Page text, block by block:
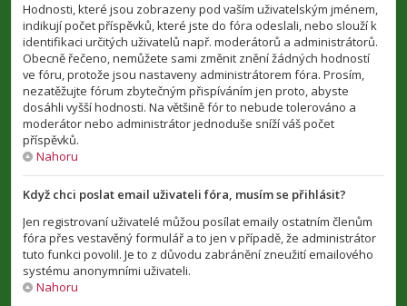
Hodnosti, které jsou zobrazeny pod vaším uživatelským jménem,
indikují počet příspěvků, které jste do fóra odeslali, nebo slouží k
identifikaci určitých uživatelů např. moderátorů a administrátorů.
Obecně řečeno, nemůžete sami změnit znění žádných hodností
ve fóru, protože jsou nastaveny administrátorem fóra. Prosím,
nezatěžujte fórum zbytečným přispíváním jen proto, abyste
dosáhli vyšší hodnosti. Na většině fór to nebude tolerováno a
moderátor nebo administrátor jednoduše sníží váš počet
příspěvků.
Nahoru
Když chci poslat email uživateli fóra, musím se přihlásit?
Jen registrovaní uživatelé můžou posílat emaily ostatním členům
fóra přes vestavěný formulář a to jen v případě, že administrátor
tuto funkci povolil. Je to z důvodu zabránění zneužití emailového
systému anonymními uživateli.
Nahoru